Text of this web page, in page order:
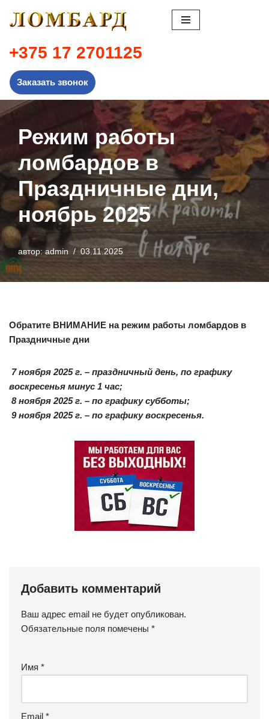
к
содержимому
+375 17 2701125
Заказать звонок
Режим работы
ломбардов в
Праздничные дни,
ноябрь 2025
автор:admin 03.11.2025
Обратите ВНИМАНИЕ на режим работы ломбардов в
Праздничные дни
️ 7 ноября 2025 г. – праздничный день, по графику
воскресенья минус 1 час;
️ 8 ноября 2025 г. – по графику субботы;
️ 9 ноября 2025 г. – по графику воскресенья.
Добавить комментарий
Ваш адрес email не будет опубликован.
Обязательные поля помечены *
Имя *
Email *